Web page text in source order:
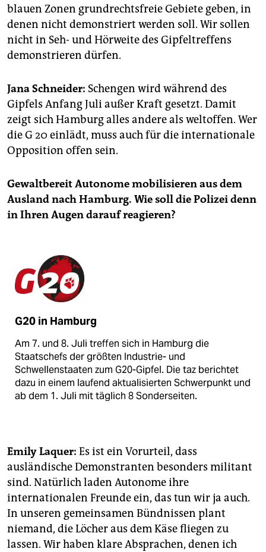
blauen Zonen grundrechtsfreie Gebiete geben, in
denen nicht demonstriert werden soll. Wir sollen
nicht in Seh- und Hörweite des Gipfeltreffens
demonstrieren dürfen.
Jana Schneider: Schengen wird während des
Gipfels Anfang Juli außer Kraft gesetzt. Damit
zeigt sich Hamburg alles andere als weltoffen. Wer
die G 20 einlädt, muss auch für die internationale
Opposition offen sein.
Gewaltbereit Autonome mobilisieren aus dem
Ausland nach Hamburg. Wie soll die Polizei denn
in Ihren Augen darauf reagieren?
G20 in Hamburg
Am 7. und 8. Juli treffen sich in Hamburg die
Staatschefs der größten Industrie- und
Schwellenstaaten zum G20-Gipfel. Die taz berichtet
dazu in einem laufend aktualisierten Schwerpunkt und
ab dem 1. Juli mit täglich 8 Sonderseiten.
Emily Laquer: Es ist ein Vorurteil, dass
ausländische Demonstranten besonders militant
sind. Natürlich laden Autonome ihre
internationalen Freunde ein, das tun wir ja auch.
In unseren gemeinsamen Bündnissen plant
niemand, die Löcher aus dem Käse fliegen zu
lassen. Wir haben klare Absprachen, denen ich